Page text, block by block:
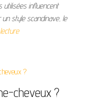
utilisées influencent
style scandinave, le
cheveux ?